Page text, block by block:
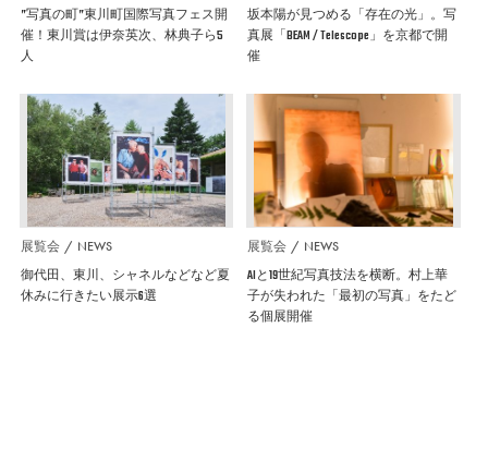
”写真の町”東川町国際写真フェス開
催！東川賞は伊奈英次、林典子ら5
人
坂本陽が見つめる「存在の光」。写
真展「BEAM / Telescope」を京都で開
催
展覧会 NEWS
御代田、東川、シャネルなどなど夏
休みに行きたい展示6選
展覧会 NEWS
AIと19世紀写真技法を横断。村上華
子が失われた「最初の写真」をたど
る個展開催